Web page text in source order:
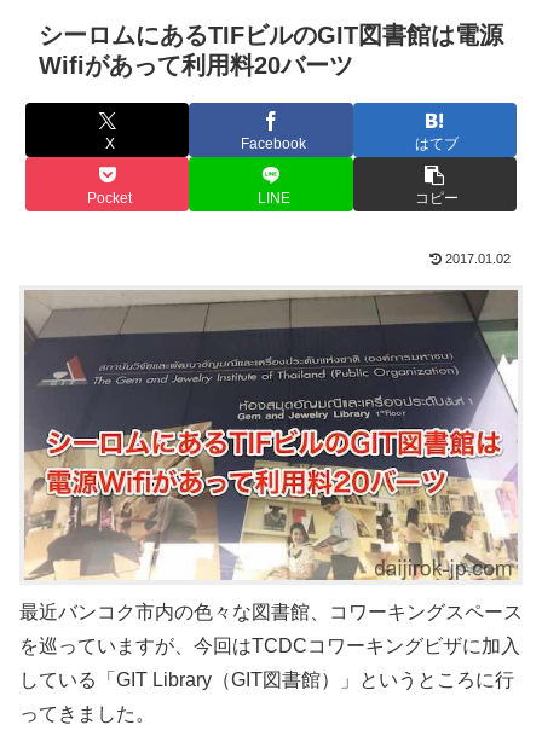
シーロムにあるTIFビルのGIT図書館は電源
Wifiがあって利用料20バーツ
X Facebook はてブ
Pocket LINE コピー
2017.01.02
最近バンコク市内の色々な図書館、コワーキングスペース
を巡っていますが、今回はTCDCコワーキングビザに加入
している「GIT Library（GIT図書館）」というところに行
ってきました。